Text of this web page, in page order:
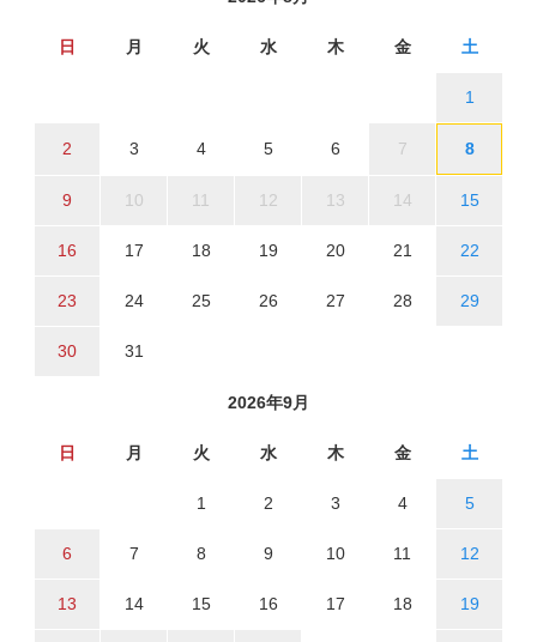
日 月 火 水 木 金 土
1
2 3 4 5 6 7 8
9 10 11 12 13 14 15
16 17 18 19 20 21 22
23 24 25 26 27 28 29
30 31
2026年9月
日 月 火 水 木 金 土
1 2 3 4 5
6 7 8 9 10 11 12
13 14 15 16 17 18 19